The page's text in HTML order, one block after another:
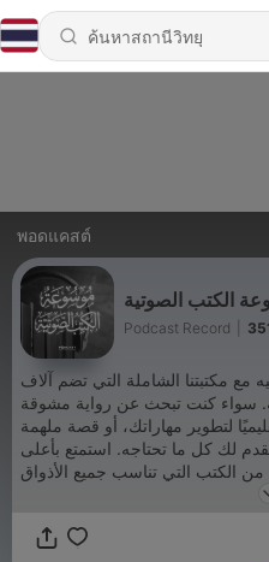
พอดแคสต์
الكتب الصوتية
Podcast Record
مكتبتنا الشاملة التي تضم آلاف
سواء كنت تبحث عن رواية مشوقة
لتطوير مهاراتك، أو قصة ملهمة
لك كل ما تحتاجه. استمتع بأعلى
الكتب التي تناسب جميع الأذواق
عالمًا جديدًا من المعرفة والمتعة.